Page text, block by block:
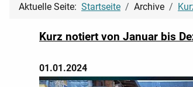
Aktuelle Seite: Startseite Archive
Kurz notiert von Januar bis
01.01.2024